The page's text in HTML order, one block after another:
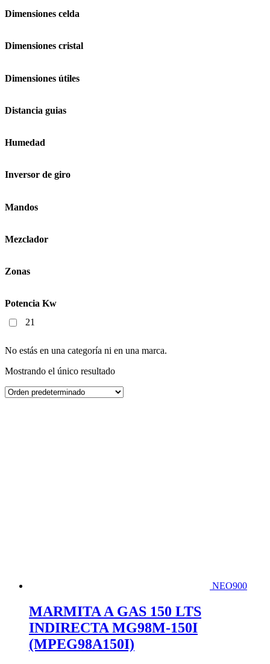
Dimensiones celda
Dimensiones cristal
Dimensiones útiles
Distancia guias
Humedad
Inversor de giro
Mandos
Mezclador
Zonas
Potencia Kw
21
No estás en una categoría ni en una marca.
Mostrando el único resultado
NEO900
MARMITA A GAS 150 LTS
INDIRECTA MG98M-150I
(MPEG98A150I)